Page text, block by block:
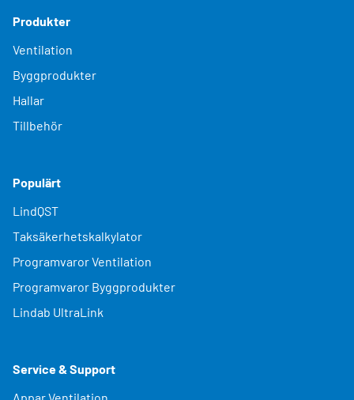
Produkter
Ventilation
Byggprodukter
Hallar
Tillbehör
Populärt
LindQST
Taksäkerhetskalkylator
Programvaror Ventilation
Programvaror Byggprodukter
Lindab UltraLink
Service & Support